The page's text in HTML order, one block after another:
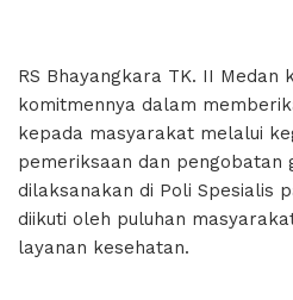
RS Bhayangkara TK. II Medan
komitmennya dalam
kepada masyarakat melalui
pemeriksaan dan pengobatan
dilaksanakan di Poli Spesialis
diikuti oleh puluhan
layanan kesehatan.